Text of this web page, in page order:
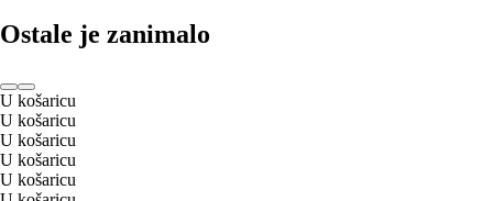
Ostale je zanimalo
U košaricu
U košaricu
U košaricu
U košaricu
U košaricu